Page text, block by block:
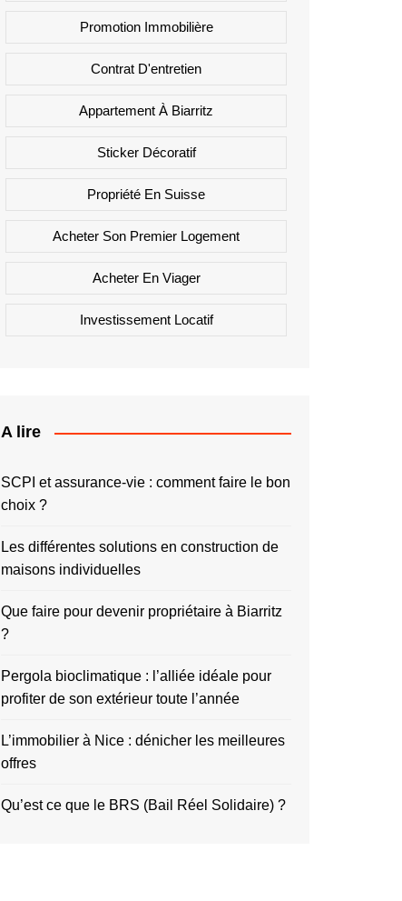
Promotion Immobilière
Contrat D'entretien
Appartement À Biarritz
Sticker Décoratif
Propriété En Suisse
Acheter Son Premier Logement
Acheter En Viager
Investissement Locatif
A lire
SCPI et assurance-vie : comment faire le bon
choix ?
Les différentes solutions en construction de
maisons individuelles
Que faire pour devenir propriétaire à Biarritz
?
Pergola bioclimatique : l’alliée idéale pour
profiter de son extérieur toute l’année
L’immobilier à Nice : dénicher les meilleures
offres
Qu’est ce que le BRS (Bail Réel Solidaire) ?